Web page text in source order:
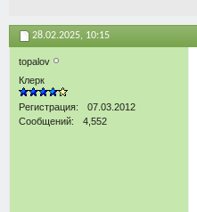
28.02.2025, 10:15
topalov
Клерк
Регистрация
07.03.2012
Сообщений
4,552